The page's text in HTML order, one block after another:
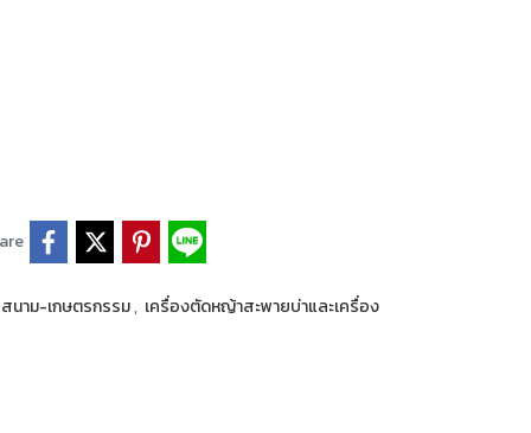
าม-เกษตรกรรม, เครื่องตัดหญ้าสะพายบ่าและเครื่อง